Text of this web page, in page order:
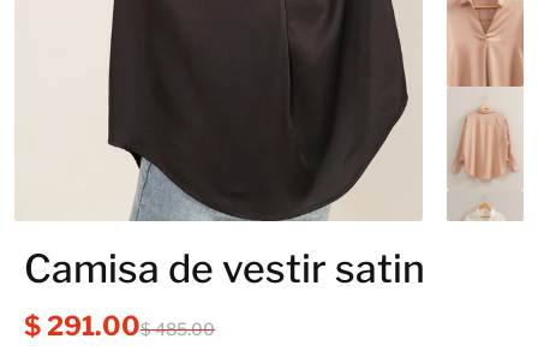
Camisa de vestir satin
$ 291.00$ 485.00